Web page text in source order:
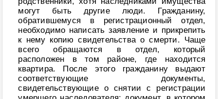
могут быть другие люди. Гражданину,
обратившемуся в регистрационный отдел,
необходимо написать заявление и прикрепить
к нему копию свидетельства о смерти. Чаще
всего обращаются в отдел, который
расположен в том районе, где находится
квартира. После этого гражданину выдают
соответствующие документы,
свидетельствующие о снятии с регистрации